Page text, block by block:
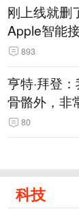
刚上线就删
Apple智能
893
亨特·拜登
骨骼外，非
80
科技